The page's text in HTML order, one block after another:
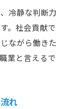
冷静な判断力
。社会貢献で
ながら働きた
業と言えるで
れ